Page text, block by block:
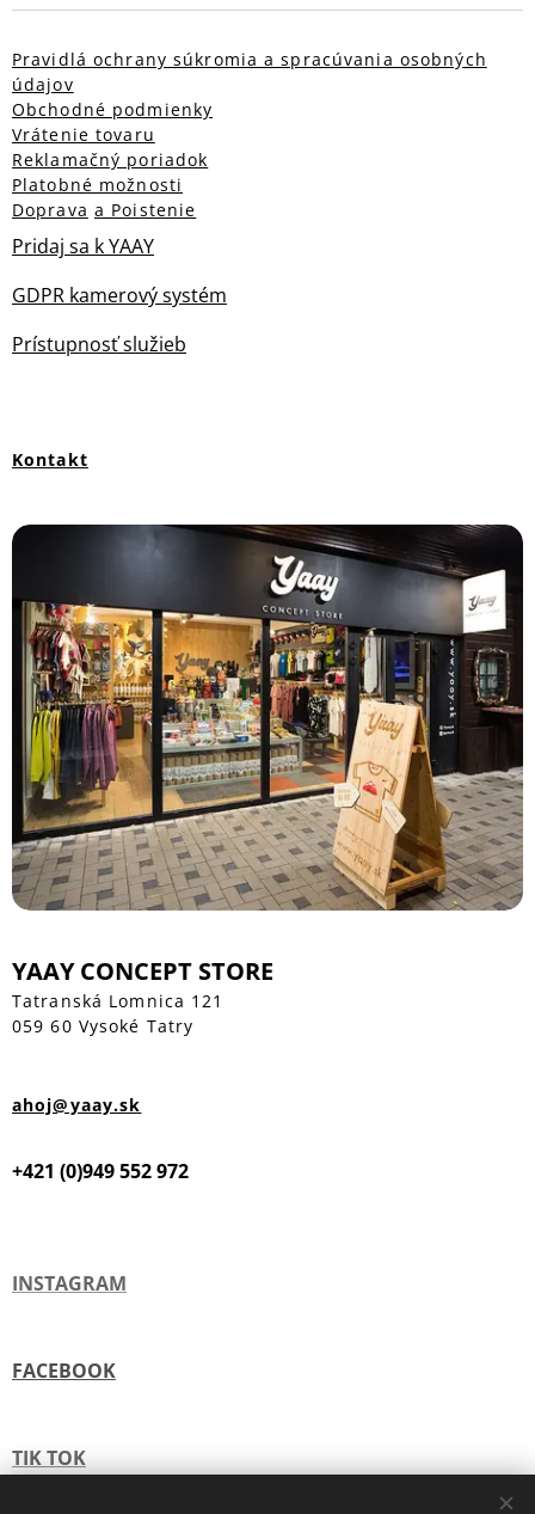
Pravidlá ochrany súkromia a spracúvania osobných
údajov
Obchodné podmienky
Vrátenie tovaru
Reklamačný poriadok
Platobné možnosti
Doprava a Poistenie
Pridaj sa k YAAY
GDPR kamerový systém
Prístupnosť služieb
Kontakt
YAAY CONCEPT STORE
Tatranská Lomnica 121
059 60 Vysoké Tatry
ahoj@yaay.sk
+421 (0)949 552 972
INSTAGRAM
FACEBOOK
TIK TOK